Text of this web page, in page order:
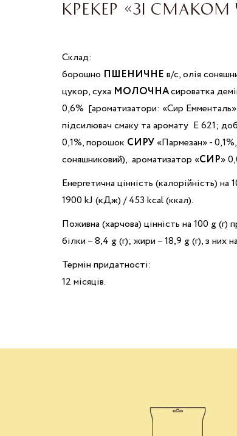
КРЕКЕР «ЗІ СМАКОМ
Склад:
борошно ПШЕНИЧНЕ в/с, олія
цукор, суха МОЛОЧНАсироватка
0,6% [ароматизатори: «Сир
підсилювач смаку та аромату Е 621;
0,1%, порошок СИРУ «Пармезан» -
соняшниковий), ароматизатор «СИР»
Енергетична цінність (калорійність) на
1900 kJ (кДж) / 453 kcal (ккал).
Поживна (харчова) цінність на 100 g (г)
білки – 8,4 g (г); жири – 18,9 g (г), з них
Термін придатності:
12 місяців.